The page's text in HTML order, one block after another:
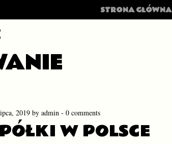
MENU
SKIP TO CONTENT
STRONA GŁÓWNA
2019 by admin - 0 comments
W POLSCE